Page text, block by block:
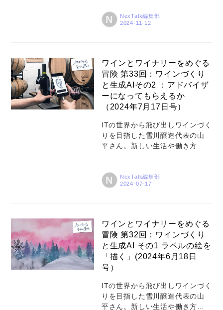
あらましをシリーズでご紹介し
ていきます。人生における変化
ょう。 こんにちは（あるいはこ
んばんは）。 ヴィンヤード（ぶ
どう畑）とワイナリー（醸造
所）での作業が山盛りに忙し
く、7月の前回のコラムから3カ
月ぶりとなってしまいました。
これをしたためている現在（11
月上旬）、2024ヴィンテージ
（シーズン）の仕込み作業も一
段落しています。去年のこの時
のコラムでは2...
N NexTalk編集部
ワインとワイナリーをめぐる
冒険 第33回：ワインづくり
と生成AIその2 ：アドバイザ
ーになってもらえるか
（2024年7月17日号）
ITの世界から飛び出しワインづく
りを目指した雪川醸造代表の山
平さん。新しい生活や働き方を
あらましをシリーズでご紹介し
ていきます。人生における変化
ょう。 こんにちは（あるいはこ
んばんは）。 このコラムを書き
はじめて3年以上経つのですが、
ありがたいことにこのコラムが
きっかけでご連絡いただくケー
スが少しずつ増えています。 先
日は、「北海道でのワインづく
りに興味があって」とInstagram
でフォローする際にメッセージ
N NexTalk編集部
ワインとワイナリーをめぐる
冒険 第32回：ワインづくり
と生成AI その1 ラベルの絵を
「描く」(2024年6月18日
号）
ITの世界から飛び出しワインづく
りを目指した雪川醸造代表の山
平さん。新しい生活や働き方を